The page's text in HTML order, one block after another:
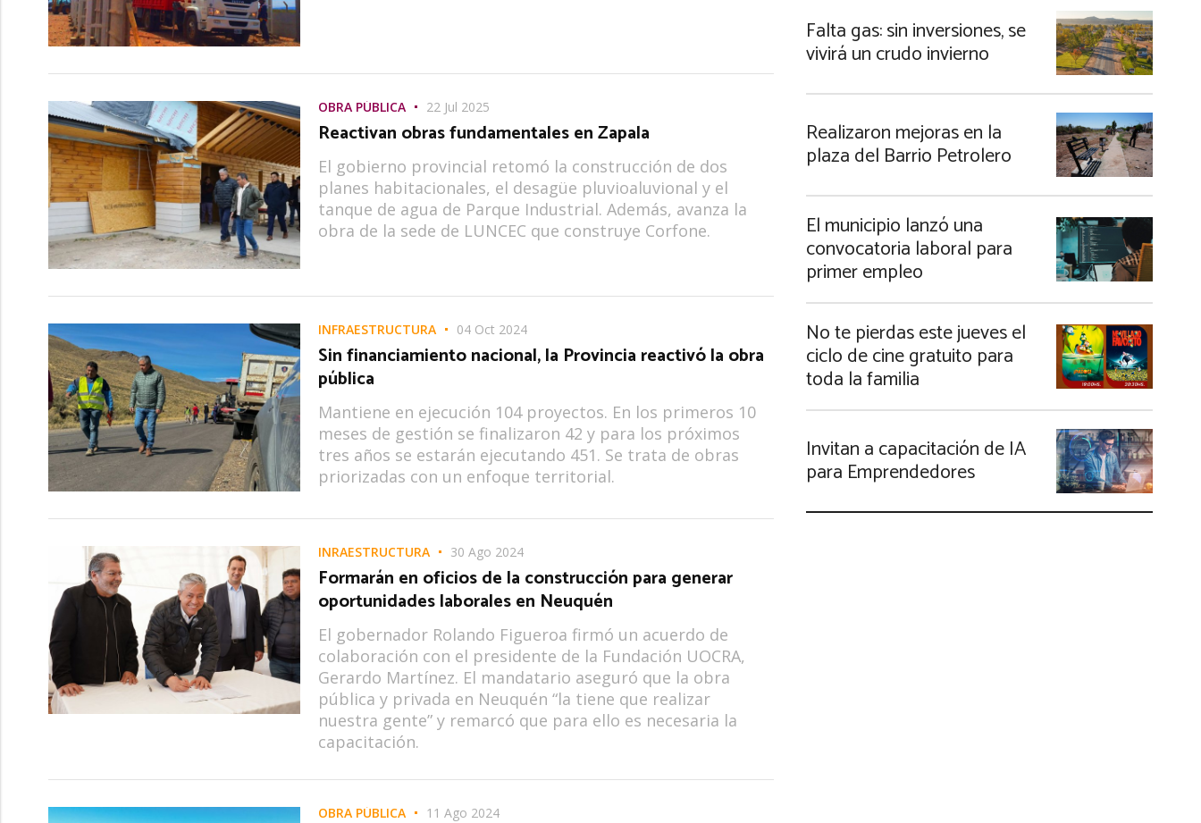
OBRA PÚBLICA 22 Jul 2025
Reactivan obras fundamentales en Zapala
El gobierno provincial retomó la construcción de dos
planes habitacionales, el desagüe pluvioaluvional y el
tanque de agua de Parque Industrial. Además, avanza la
obra de la sede de LUNCEC que construye Corfone.
INFRAESTRUCTURA 04 Oct 2024
Sin financiamiento nacional, la Provincia reactivó la obra
pública
Mantiene en ejecución 104 proyectos. En los primeros 10
meses de gestión se finalizaron 42 y para los próximos
tres años se estarán ejecutando 451. Se trata de obras
priorizadas con un enfoque territorial.
INRAESTRUCTURA 30 Ago 2024
Formarán en oficios de la construcción para generar
oportunidades laborales en Neuquén
El gobernador Rolando Figueroa firmó un acuerdo de
colaboración con el presidente de la Fundación UOCRA,
Gerardo Martínez. El mandatario aseguró que la obra
pública y privada en Neuquén “la tiene que realizar
nuestra gente” y remarcó que para ello es necesaria la
capacitación.
OBRA PÚBLICA 11 Ago 2024
Falta gas: sin inversiones, se
vivirá un crudo invierno
Realizaron mejoras en la
plaza del Barrio Petrolero
El municipio lanzó una
convocatoria laboral para
primer empleo
No te pierdas este jueves el
ciclo de cine gratuito para
toda la familia
Invitan a capacitación de IA
para Emprendedores